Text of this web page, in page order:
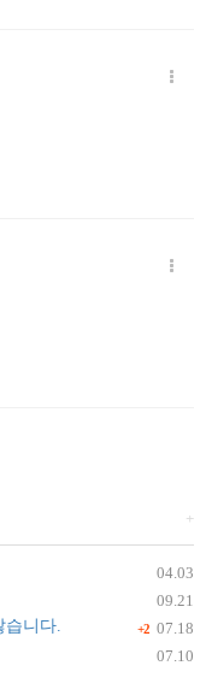
+
04.03
09.21
+2 07.18
습니다.
07.10